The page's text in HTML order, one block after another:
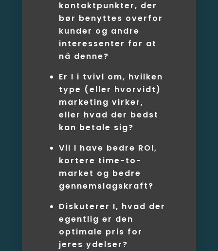
kontaktpunkter, der
bør benyttes overfor
kunder og andre
interessenter for at
nå denne?
Er I i tvivl om, hvilken
type (eller hvorvidt)
marketing virker,
eller hvad der bedst
kan betale sig?
Vil I have bedre ROI,
kortere time-to-
market og bedre
gennemslagskraft?
Diskuterer I, hvad der
egentlig er den
optimale pris for
jeres ydelser?